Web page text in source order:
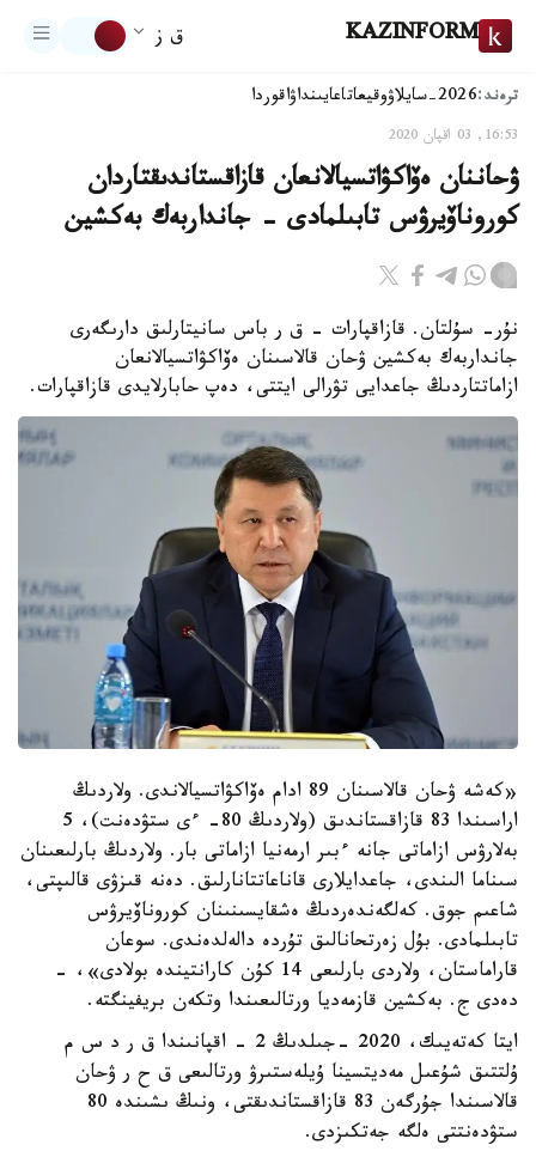
KAZINFORM ق ز
ترەند:2026-سايلاۋ وقيعاتاعايىنداۋاقوردا
16:53, 03 اقپان 2020
ۋحاننان ەۆاكۋاتسيالانعان قازاقستاندىقتاردان
كوروناۆيرۋس تابىلمادى - جانداربەك بەكشين
نۇر- سۇلتان. قازاقپارات – ق ر باس سانيتارلىق دارىگەرى
جانداربەك بەكشين ۋحان قالاسىنان ەۆاكۋاتسيالانعان
ازاماتتاردىڭ جاعدايى تۋرالى ايتتى، دەپ حابارلايدى قازاقپارات.
«كەشە ۋحان قالاسىنان 89 ادام ەۆاكۋاتسيالاندى. ولاردىڭ
اراسىندا 83 قازاقستاندىق (ولاردىڭ 80- ءى ستۋدەنت)، 5
بەلارۋس ازاماتى جانە ءبىر ارمەنيا ازاماتى بار. ولاردىڭ بارلىعىنان
سىناما الىندى، جاعدايلارى قاناعاتتانارلىق. دەنە قىزۋى قالىپتى،
شاعىم جوق. كەلگەندەردىڭ ەشقايسىنىنان كوروناۆيرۋس
تابىلمادى. بۇل زەرتحانالىق تۇردە دالەلدەندى. سوعان
قاراماستان، ولاردى بارلىعى 14 كۇن كارانتيندە بولادى»، -
دەدى ج. بەكشين قازمەديا ورتالىعىندا وتكەن بريفينگتە.
ايتا كەتەيىك، 2020 -جىلدىڭ 2 - اقپانىندا ق ر د س م
ۇلتتىق شۇعىل مەديتسينا ۇيلەستىرۋ ورتالىعى ق ح ر ۋحان
قالاسىندا جۇرگەن 83 قازاقستاندىقتى، ونىڭ ىشىندە 80
ستۋدەنتتى ەلگە جەتكىزدى.